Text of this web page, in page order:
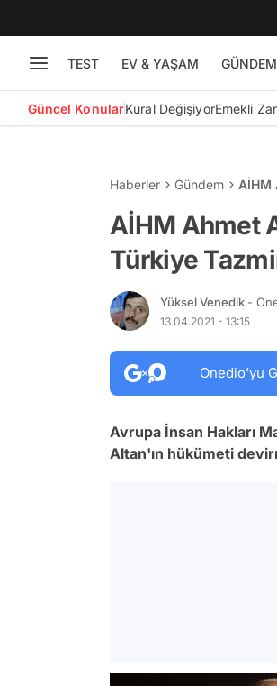
TEST EV & YAŞAM GÜNDEM
Güncel KonularKural DeğişiyorEmekli
Haberler Gündem AİHM
AİHM Ahmet
Türkiye
Yüksel Venedik -
13.04.2021 - 13:15
Onedio’yu
Avrupa İnsan Hakları
Altan'ın hükümeti